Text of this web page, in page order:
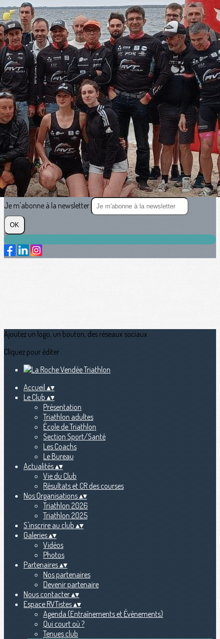
Exporter les lignes sélectionnées
Exporter toutes les colonnes
Exporter uniquement les colonnes affichées
Menu
<
>
Vie du Club
Résultats et CR des courses
?>
Images de la page d'accueil
Cliquez pour éditer
Texte, bouton et/ou inscription à la newsletter
Cliquez pour éditer
Je m'abonne à la newsletter
OK
Ajoutez un logo, un bouton, des réseaux sociaux
Cliquez pour éditer
Accueil ▴▾
Le Club ▴▾
Présentation
Triathlon adultes
École de Triathlon
Section Sport/Santé
Les Coachs
Le Bureau
Actualités▴▾
Vie du Club
Résultats et CR des courses
Nos Organisations▴▾
Triathlon 2026
Triathlon 2025
S'inscrire au club ▴▾
Galeries▴▾
Vidéos
Photos
Partenaires▴▾
Nos partenaires
Devenir partenaire
Nous contacter▴▾
Espace RVTistes▴▾
Agenda (Entraînements et Évènements)
Qui court où ?
Tenues club